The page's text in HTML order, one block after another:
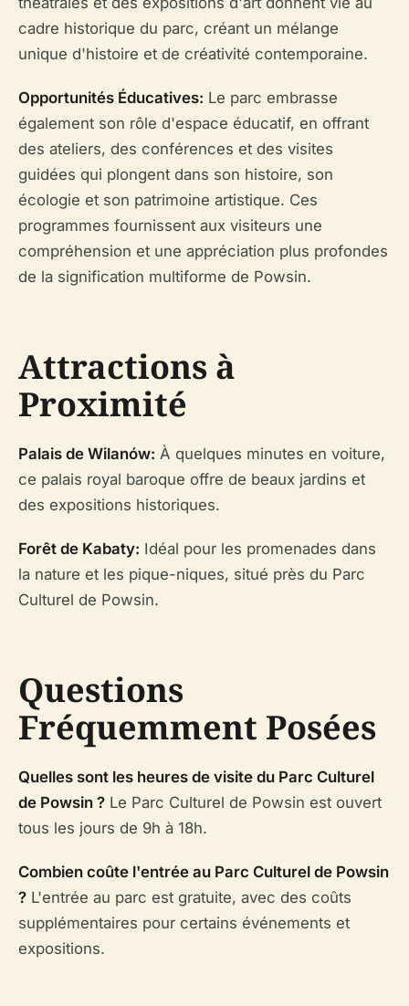
cadre historique du parc, créant un mélange
unique d'histoire et de créativité contemporaine.
Opportunités Éducatives: Le parc embrasse
également son rôle d'espace éducatif, en offrant
des ateliers, des conférences et des visites
guidées qui plongent dans son histoire, son
écologie et son patrimoine artistique. Ces
programmes fournissent aux visiteurs une
compréhension et une appréciation plus profondes
de la signification multiforme de Powsin.
Attractions à
Proximité
Palais de Wilanów: À quelques minutes en voiture,
ce palais royal baroque offre de beaux jardins et
des expositions historiques.
Forêt de Kabaty: Idéal pour les promenades dans
la nature et les pique-niques, situé près du Parc
Culturel de Powsin.
Questions
Fréquemment Posées
Quelles sont les heures de visite du Parc Culturel
de Powsin ? Le Parc Culturel de Powsin est ouvert
tous les jours de 9h à 18h.
Combien coûte l'entrée au Parc Culturel de Powsin
? L'entrée au parc est gratuite, avec des coûts
supplémentaires pour certains événements et
expositions.